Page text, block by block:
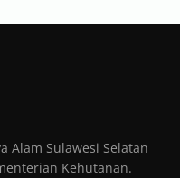
Alam Sulawesi Selatan
Kehutanan.